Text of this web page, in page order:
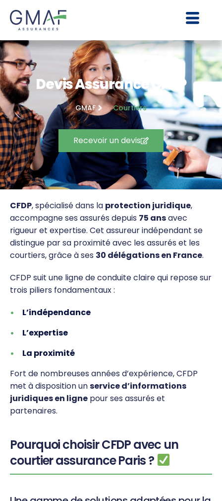
Devis Assurance CFDP
GMAF Courtiers
Recevoir un devis
CFDP, spécialisé dans la protection juridique,
accompagne ses assurés depuis 75 ansavec
rigueur et expertise. Cet assureur indépendant se
distingue par sa proximité avec les assurés et les
courtiers, grâce à ses 30 délégations en France.
CFDP suit une ligne de conduite claire qui repose sur
trois piliers fondamentaux :
L’indépendance
L’expertise
La proximité
Fort de nombreuses années d’expérience, CFDP
met à disposition unservice d’informations
juridiques en ligne pour ses assurés et
partenaires.
Pourquoi choisir CFDP avec un
courtier assurance Paris ?